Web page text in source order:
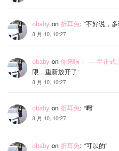
obaby on 折耳兔: “不好说，
8 月 10, 10:27
obaby on 你来啦！ — 半正式
限，重新放开了”
8 月 10, 10:27
obaby on 折耳兔: “嗯”
8 月 10, 10:27
obaby on 折耳兔: “可以的”